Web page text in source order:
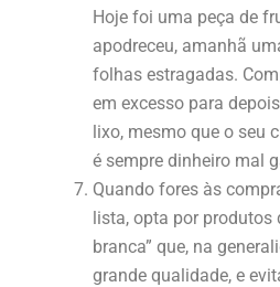
Hoje foi uma peça de
apodreceu, amanhã
folhas estragadas.
em excesso para
lixo, mesmo que o seu
é sempre dinheiro mal
Quando fores às
lista, opta por produtos
branca” que, na
grande qualidade, e